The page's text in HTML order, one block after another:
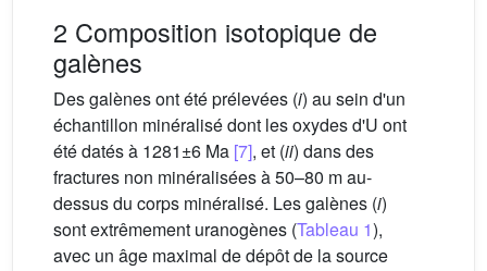
2 Composition isotopique de
galènes
Des galènes ont été prélevées (i) au sein d'un
échantillon minéralisé dont les oxydes d'U ont
été datés à 1281±6 Ma [7], et (ii) dans des
fractures non minéralisées à 50–80 m au-
dessus du corps minéralisé. Les galènes (i)
sont extrêmement uranogènes (Tableau 1),
avec un âge maximal de dépôt de la source